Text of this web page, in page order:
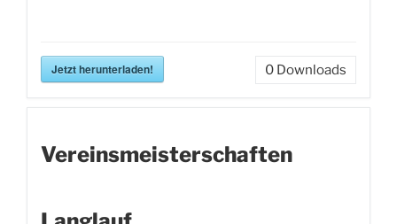
Jetzt herunterladen! 0 Downloads
Vereinsmeisterschaften